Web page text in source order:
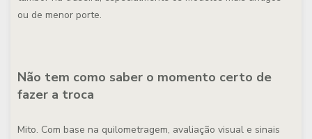
ou de menor porte.
Não tem como saber o momento certo de
fazer a troca
Mito. Com base na quilometragem, avaliação visual e sinais